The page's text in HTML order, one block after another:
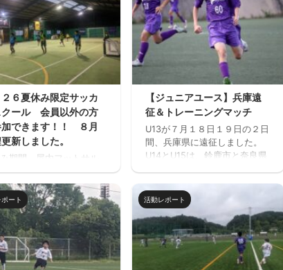
６夏休み限定サッカ
クール 会員以外の方
加できます！！ ８月
新しました。
期間、屋内フットサル
ットサーカス鈴鹿」で
ッカー中心のストリー
カー的サッカースクー
催します。毎回参加、
けの参加OKと気軽に参
ます。※参加にはお申込
要です。下のフォーム
申込みください。キャ
【ジュニアユース】兵庫遠
征＆トレーニングマッチ
U13が７月１８日１９日の２日
間、兵庫県に遠征しました。
U14とU15は、鈴鹿市と奈良県
ました。 兵庫遠征 三重サッカ
ーアカデミー 対 FC VAIZE・
高槻ジーグ・CAOS（大阪）・
ハジャス（岡山）・FCファル
トラーダ（広島）・MIOびわこ
滋賀・レイジェンド滋賀
https://miesocceracademy.c
ート 活動レポート